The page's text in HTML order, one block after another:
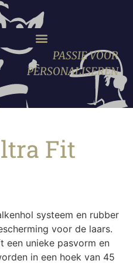
PASSIE VOOR
PERSONALISEREN
Fit
systeem en rubber
voor de laars.
een unieke pasvorm en
in een hoek van 45